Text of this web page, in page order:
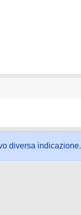
diversa indicazione.